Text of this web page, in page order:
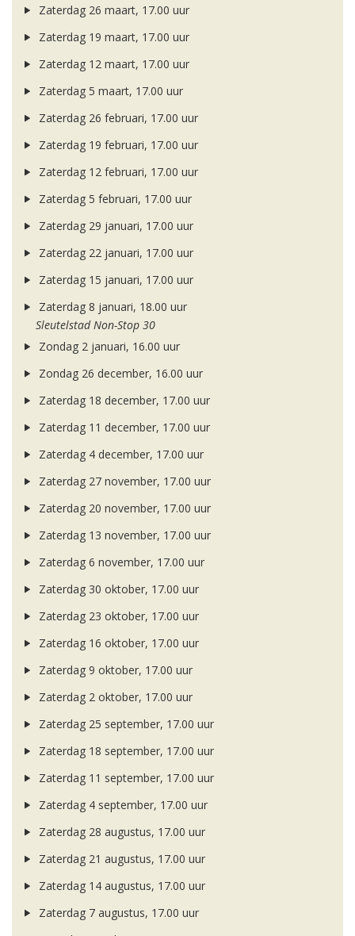
Zaterdag 26 maart, 17.00 uur
Zaterdag 19 maart, 17.00 uur
Zaterdag 12 maart, 17.00 uur
Zaterdag 5 maart, 17.00 uur
Zaterdag 26 februari, 17.00 uur
Zaterdag 19 februari, 17.00 uur
Zaterdag 12 februari, 17.00 uur
Zaterdag 5 februari, 17.00 uur
Zaterdag 29 januari, 17.00 uur
Zaterdag 22 januari, 17.00 uur
Zaterdag 15 januari, 17.00 uur
Zaterdag 8 januari, 18.00 uur
Sleutelstad Non-Stop 30
Zondag 2 januari, 16.00 uur
Zondag 26 december, 16.00 uur
Zaterdag 18 december, 17.00 uur
Zaterdag 11 december, 17.00 uur
Zaterdag 4 december, 17.00 uur
Zaterdag 27 november, 17.00 uur
Zaterdag 20 november, 17.00 uur
Zaterdag 13 november, 17.00 uur
Zaterdag 6 november, 17.00 uur
Zaterdag 30 oktober, 17.00 uur
Zaterdag 23 oktober, 17.00 uur
Zaterdag 16 oktober, 17.00 uur
Zaterdag 9 oktober, 17.00 uur
Zaterdag 2 oktober, 17.00 uur
Zaterdag 25 september, 17.00 uur
Zaterdag 18 september, 17.00 uur
Zaterdag 11 september, 17.00 uur
Zaterdag 4 september, 17.00 uur
Zaterdag 28 augustus, 17.00 uur
Zaterdag 21 augustus, 17.00 uur
Zaterdag 14 augustus, 17.00 uur
Zaterdag 7 augustus, 17.00 uur